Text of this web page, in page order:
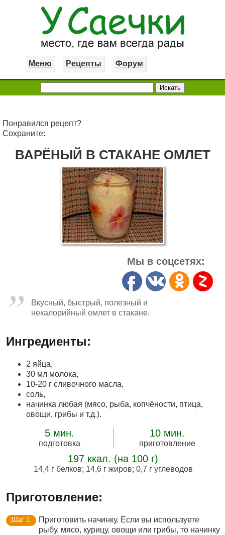
Меню Рецепты Форум
Понравился рецепт?
Сохраните:
ВАРЁНЫЙ В СТАКАНЕ ОМЛЕТ
Мы в соцсетях:
Вкусный, быстрый, полезный и
некалорийный омлет в стакане.
Ингредиенты:
2 яйца,
30 мл молока,
10-20 г сливочного масла,
соль,
начинка любая (мясо, рыба, копчёности, птица,
овощи, грибы и т.д.).
5 мин.
подготовка
10 мин.
приготовление
197 ккал. (на 100 г)
14,4 г белков; 14,6 г жиров; 0,7 г углеводов
Приготовление:
Приготовить начинку. Если вы используете
рыбу, мясо, курицу, овощи или грибы, то начинку